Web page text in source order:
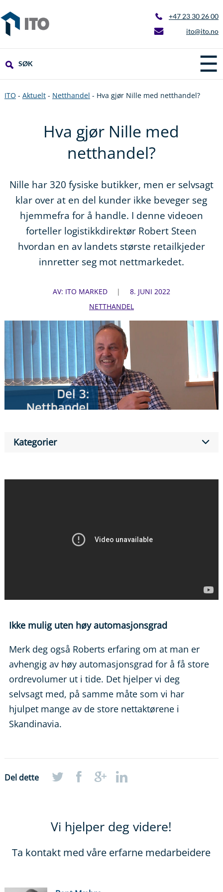
+47 23 30 26 00
ito@ito.no
☰
SØK
ITO - Aktuelt- Netthandel - Hva gjør Nille med netthandel?
Hva gjør Nille med
netthandel?
Nille har 320 fysiske butikker, men er selvsagt
klar over at en del kunder ikke beveger seg
hjemmefra for å handle. I denne videoen
forteller logistikkdirektør Robert Steen
hvordan en av landets største retailkjeder
innretter seg mot nettmarkedet.
AV: ITO MARKED
8. JUNI 2022
NETTHANDEL
Kategorier
Ikke mulig uten høy automasjonsgrad
Merk deg også Roberts erfaring om at man er
avhengig av høy automasjonsgrad for å få store
ordrevolumer ut i tide. Det hjelper vi deg
selvsagt med, på samme måte som vi har
hjulpet mange av de store nettaktørene i
Skandinavia.
Del dette
Vi hjelper deg videre!
Ta kontakt med våre erfarne medarbeidere